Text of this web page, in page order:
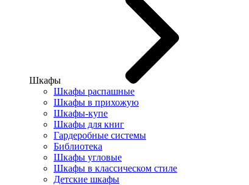
Шкафы
Шкафы распашные
Шкафы в прихожую
Шкафы-купе
Шкафы для книг
Гардеробные системы
Библиотека
Шкафы угловые
Шкафы в классическом стиле
Детские шкафы